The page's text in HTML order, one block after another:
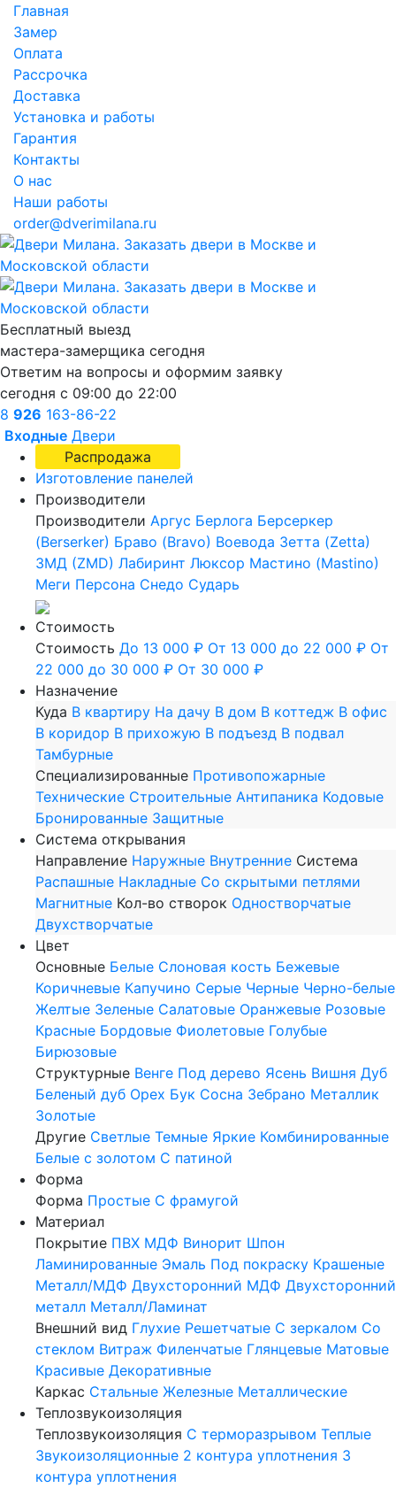
Главная
Замер
Оплата
Рассрочка
Доставка
Установка и работы
Гарантия
Контакты
О нас
Наши работы
order@dverimilana.ru
Бесплатный выезд
мастера-замерщика сегодня
Ответим на вопросы и оформим заявку
сегодня с 09:00 до 22:00
8 926 163-86-22
Входные Двери
Распродажа
Изготовление панелей
Производители
Производители Аргус Берлога Берсеркер
(Berserker) Браво (Bravo) Воевода Зетта (Zetta)
ЗМД (ZMD) Лабиринт Люксор Мастино (Mastino)
Меги Персона Снедо Сударь
Стоимость
Стоимость До 13 000 ₽ От 13 000 до 22 000 ₽ От
22 000 до 30 000 ₽ От 30 000 ₽
Назначение
Куда В квартиру На дачу В дом В коттедж В офис
В коридор В прихожую В подъезд В подвал
Тамбурные
Специализированные Противопожарные
Технические Строительные Антипаника Кодовые
Бронированные Защитные
Система открывания
Направление Наружные Внутренние Система
Распашные Накладные Со скрытыми петлями
Магнитные Кол-во створок Одностворчатые
Двухстворчатые
Цвет
Основные Белые Слоновая кость Бежевые
Коричневые Капучино Серые Черные Черно-белые
Желтые Зеленые Салатовые Оранжевые Розовые
Красные Бордовые Фиолетовые Голубые
Бирюзовые
Структурные Венге Под дерево Ясень Вишня Дуб
Беленый дуб Орех Бук Сосна Зебрано Металлик
Золотые
Другие Светлые Темные Яркие Комбинированные
Белые с золотом С патиной
Форма
Форма Простые С фрамугой
Материал
Покрытие ПВХ МДФ Винорит Шпон
Ламинированные Эмаль Под покраску Крашеные
Металл/МДФ Двухсторонний МДФ Двухсторонний
металл Металл/Ламинат
Внешний вид Глухие Решетчатые С зеркалом Со
стеклом Витраж Филенчатые Глянцевые Матовые
Красивые Декоративные
Каркас Стальные Железные Металлические
Теплозвукоизоляция
Теплозвукоизоляция С терморазрывом Теплые
Звукоизоляционные 2 контура уплотнения 3
контура уплотнения